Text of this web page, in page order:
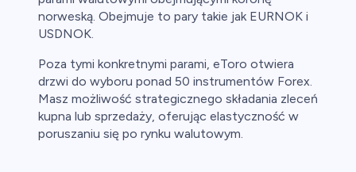
norweską. Obejmuje to pary takie jak EURNOK i
USDNOK.
Poza tymi konkretnymi parami, eToro otwiera
drzwi do wyboru ponad 50 instrumentów Forex.
Masz możliwość strategicznego składania zleceń
kupna lub sprzedaży, oferując elastyczność w
poruszaniu się po rynku walutowym.